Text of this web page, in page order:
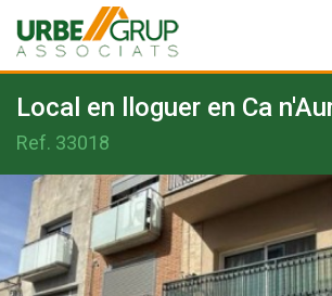
Local en lloguer en Ca
Ref. 33018